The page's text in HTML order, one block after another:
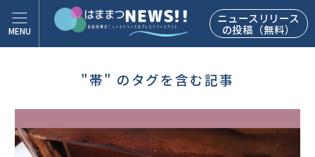
ニュースリリース
の投稿（無料）
"帯" のタグを含む記事